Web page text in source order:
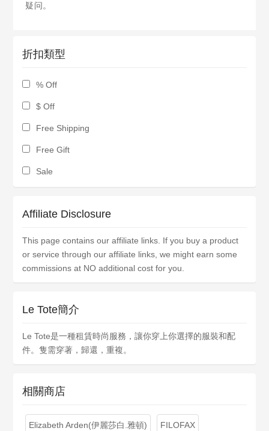
疑问。
折扣類型
% Off
$ Off
Free Shipping
Free Gift
Sale
Affiliate Disclosure
This page contains our affiliate links. If you buy a product
or service through our affiliate links, we might earn some
commissions at NO additional cost for you.
Le Tote簡介
Le Tote是一種租賃時尚服務，讓你穿上你選擇的服裝和配
件。隻需穿著，歸還，重複。
相關商店
Elizabeth Arden(伊麗莎白.雅頓) FILOFAX